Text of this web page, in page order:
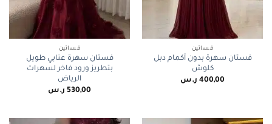
فساتين
فستان سهرة بدون أكمام دبل
كلوش
400,00 ر.س
فساتين
فستان سهرة عنابي طويل
بتطريز ورود فاخر لسهرات
الرياض
530,00 ر.س